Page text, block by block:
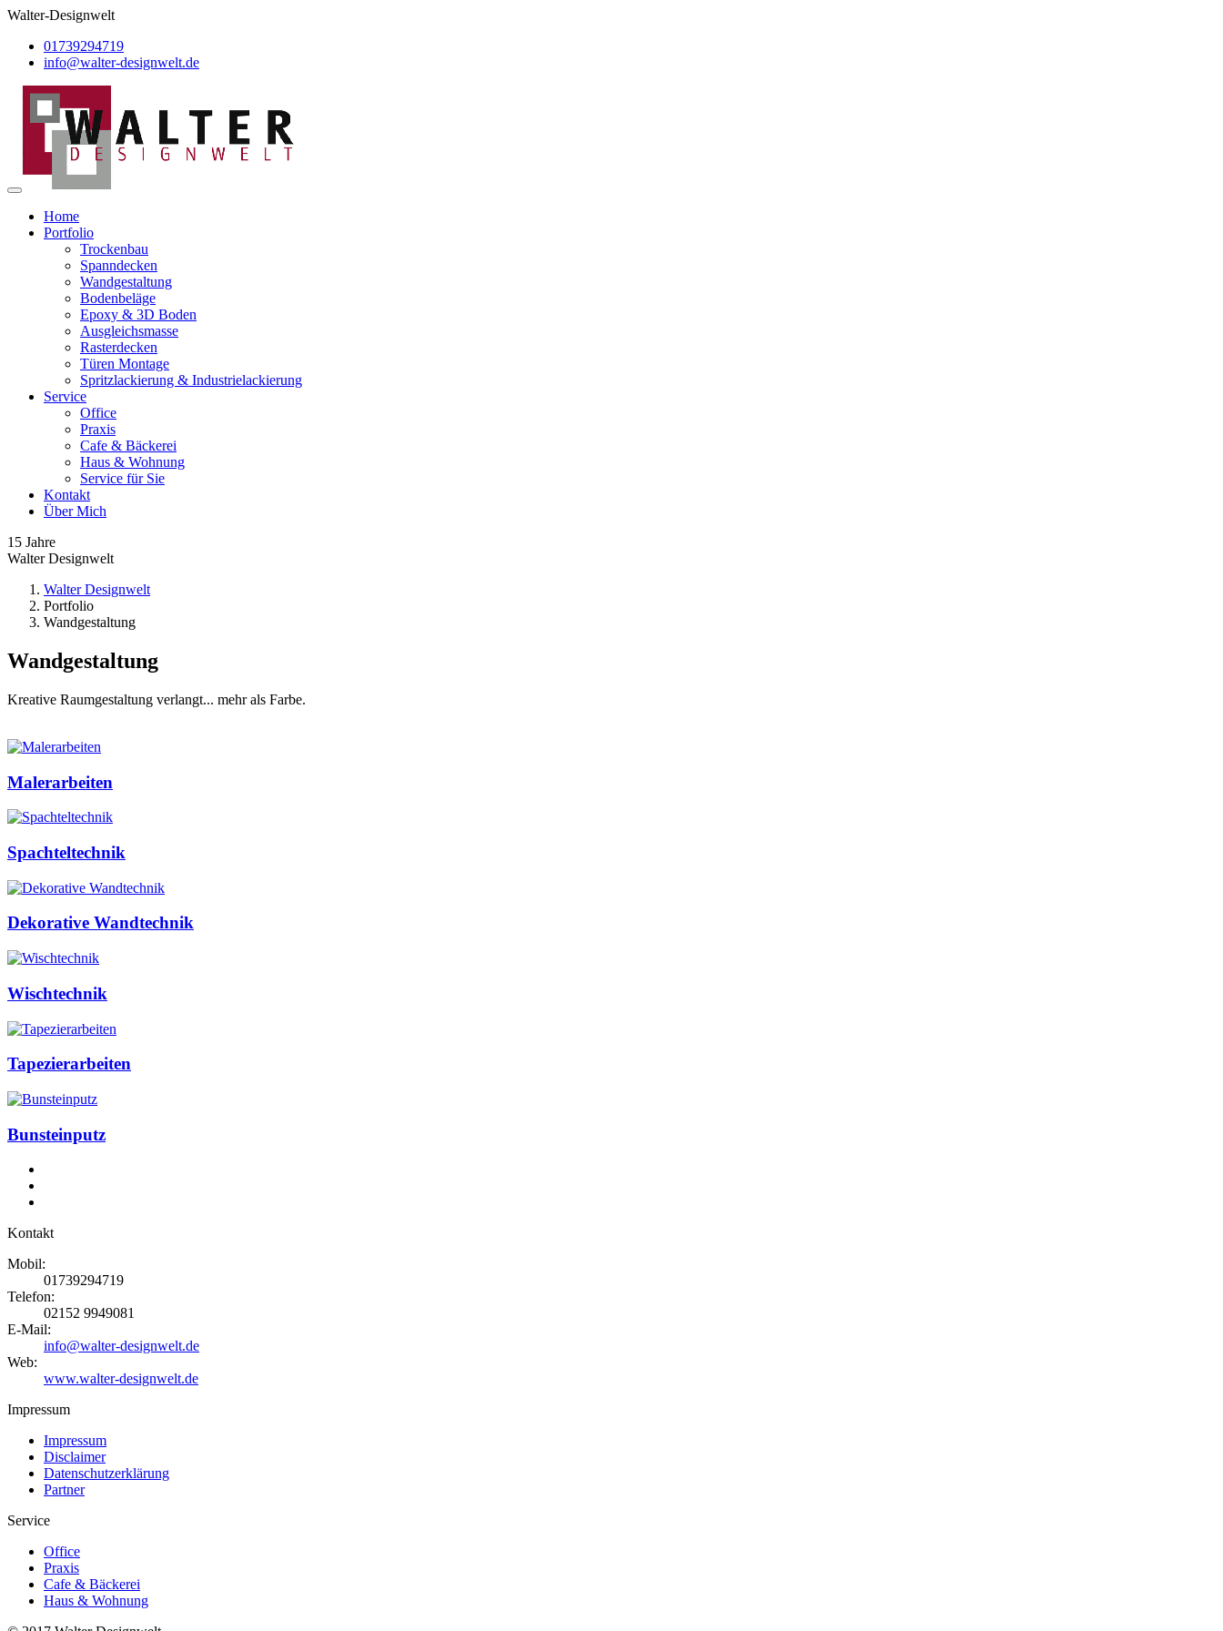
Walter-Designwelt
01739294719
info@walter-designwelt.de
Home
Portfolio
Trockenbau
Spanndecken
Wandgestaltung
Bodenbeläge
Epoxy & 3D Boden
Ausgleichsmasse
Rasterdecken
Türen Montage
Spritzlackierung & Industrielackierung
Service
Office
Praxis
Cafe & Bäckerei
Haus & Wohnung
Service für Sie
Kontakt
Über Mich
15 Jahre
Walter Designwelt
Walter Designwelt
Portfolio
Wandgestaltung
Wandgestaltung
Kreative Raumgestaltung verlangt... mehr als Farbe.
Malerarbeiten
Spachteltechnik
Dekorative Wandtechnik
Wischtechnik
Tapezierarbeiten
Bunsteinputz
Kontakt
Mobil:
01739294719
Telefon:
02152 9949081
E-Mail:
info@walter-designwelt.de
Web:
www.walter-designwelt.de
Impressum
Impressum
Disclaimer
Datenschutzerklärung
Partner
Service
Office
Praxis
Cafe & Bäckerei
Haus & Wohnung